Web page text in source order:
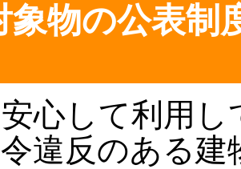
象物の公表
心して利用
違反のある